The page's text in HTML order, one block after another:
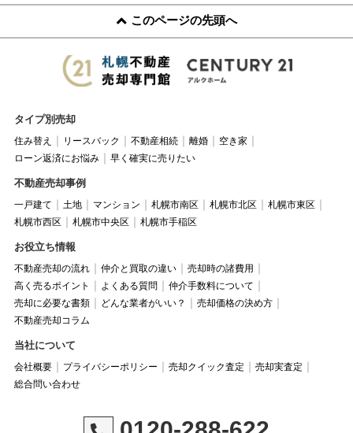
このページの先頭へ
タイプ別売却
住み替え リースバック 不動産相続 離婚
空き家
ローン返済にお悩み
早く確実に売りたい
不動産売却事例
一戸建て 土地 マンション 札幌市南区 札幌市北区
札幌市東区
札幌市西区
札幌市中央区 札幌市手稲区
お役立ち情報
不動産売却の流れ 仲介と買取の違い
売却時の諸費用
高く売るポイント
よくある質問
仲介手数料について
売却に必要な書類
どんな業者がいい？
売却価格の決め方
不動産売却コラム
当社について
会社概要 プライバシーポリシー 売却クイック査定
売却実査定
総合問い合わせ